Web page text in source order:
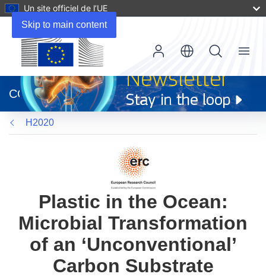
Skip to main content
Un site officiel de l’UE
dans
une
nouvelle
fenêtre)
CORDIS
Menu
H2020
Plastic in the Ocean:
Microbial Transformation
of an ‘Unconventional’
Carbon Substrate